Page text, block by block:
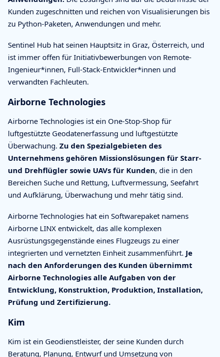
Kunden zugeschnitten und reichen von Visualisierungen bis
zu Python-Paketen, Anwendungen und mehr.
Sentinel Hub hat seinen Hauptsitz in Graz, Österreich, und
ist immer offen für Initiativbewerbungen von Remote-
Ingenieur*innen, Full-Stack-Entwickler*innen und
verwandten Fachleuten.
Airborne Technologies
Airborne Technologies ist ein One-Stop-Shop für
luftgestützte Geodatenerfassung und luftgestützte
Überwachung. Zu den Spezialgebieten des
Unternehmens gehören Missionslösungen für Starr-
und Drehflügler sowie UAVs für Kunden, die in den
Bereichen Suche und Rettung, Luftvermessung, Seefahrt
und Aufklärung, Überwachung und mehr tätig sind.
Airborne Technologies hat ein Softwarepaket namens
Airborne LINX entwickelt, das alle komplexen
Ausrüstungsgegenstände eines Flugzeugs zu einer
integrierten und vernetzten Einheit zusammenführt. Je
nach den Anforderungen des Kunden übernimmt
Airborne Technologies alle Aufgaben von der
Entwicklung, Konstruktion, Produktion, Installation,
Prüfung und Zertifizierung.
Kim
Kim ist ein Geodienstleister, der seine Kunden durch
Beratung, Planung, Entwurf und Umsetzung von